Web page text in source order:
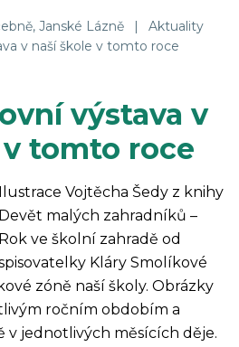
Janské Lázně |
Aktuality
v naší škole v tomto roce
výstava v
tomto roce
Ilustrace Vojtěcha Šedy z knihy
Devět malých zahradníků –
Rok ve školní zahradě od
Kláry Smolíkové
zóně naší školy. Obrázky
ročním obdobím a
v jednotlivých měsících děje.